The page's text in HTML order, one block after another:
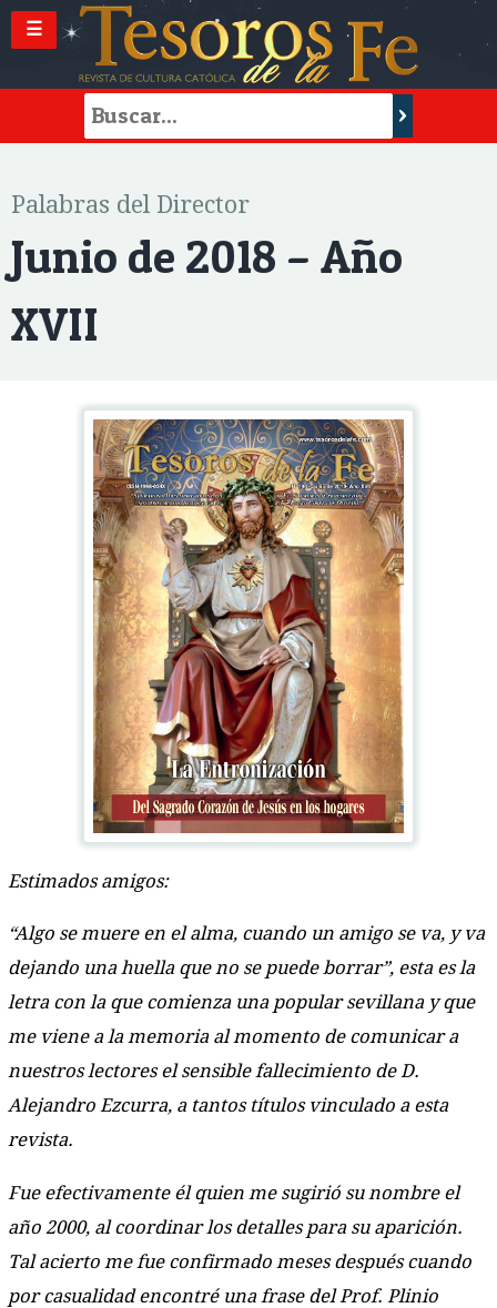
☰
Palabras del Director
Junio de 2018 – Año
XVII
Estimados amigos:
“Algo se muere en el alma, cuando un amigo se va, y va
dejando una huella que no se puede borrar”, esta es la
letra con la que comienza una popular sevillana y que
me viene a la memoria al momento de comunicar a
nuestros lectores el sensible fallecimiento de D.
Alejandro Ezcurra, a tantos títulos vinculado a esta
revista.
Fue efectivamente él quien me sugirió su nombre el
año 2000, al coordinar los detalles para su aparición.
Tal acierto me fue confirmado meses después cuando
por casualidad encontré una frase del Prof. Plinio